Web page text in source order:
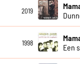
2019
1998
Een